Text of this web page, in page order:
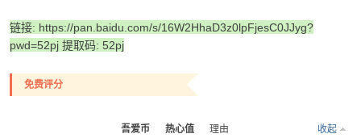
链接: https://pan.baidu.com/s/16W2HhaD3z0lpFjesC0JJyg?
pwd=52pj 提取码: 52pj
免费评分
吾爱币 热心值 收起
理由